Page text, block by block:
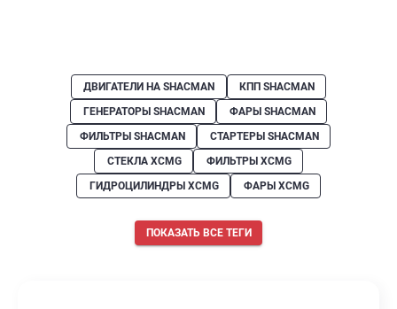
ДВИГАТЕЛИ НА SHACMAN
КПП SHACMAN
ГЕНЕРАТОРЫ SHACMAN
ФАРЫ SHACMAN
ФИЛЬТРЫ SHACMAN
СТАРТЕРЫ SHACMAN
СТЕКЛА XCMG
ФИЛЬТРЫ XCMG
ГИДРОЦИЛИНДРЫ XCMG
ФАРЫ XCMG
ПОКАЗАТЬ ВСЕ ТЕГИ